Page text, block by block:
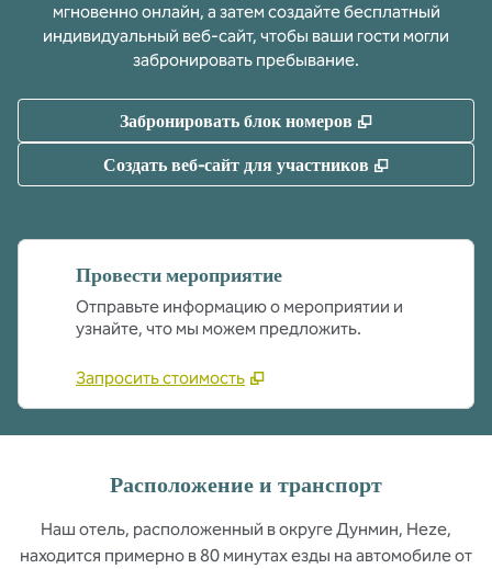
мгновенно онлайн, а затем создайте бесплатный
индивидуальный веб-сайт, чтобы ваши гости могли
забронировать пребывание.
Забронировать блок номеров ,
Создать веб-сайт для участников ,
Провести мероприятие
Отправьте информацию о мероприятии и
узнайте, что мы можем предложить.
Запросить стоимость
Расположение и транспорт
Наш отель, расположенный в округе Дунмин, Heze,
находится примерно в 80 минутах езды на автомобиле от